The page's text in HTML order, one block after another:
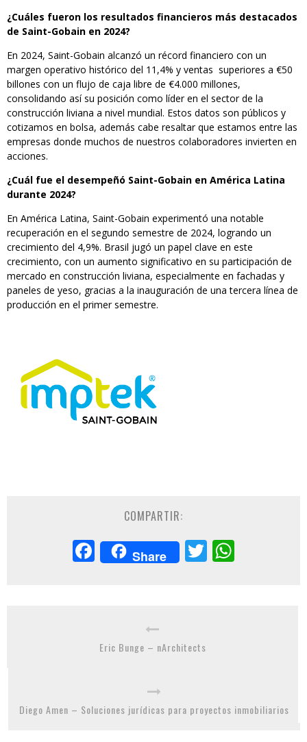
¿Cuáles fueron los resultados financieros más destacados
de Saint-Gobain en 2024?
En 2024, Saint-Gobain alcanzó un récord financiero con un
margen operativo histórico del 11,4% y ventas superiores a €50
billones con un flujo de caja libre de €4.000 millones,
consolidando así su posición como líder en el sector de la
construcción liviana a nivel mundial. Estos datos son públicos y
cotizamos en bolsa, además cabe resaltar que estamos entre las
empresas donde muchos de nuestros colaboradores invierten en
acciones.
¿Cuál fue el desempeñó Saint-Gobain en América Latina
durante 2024?
En América Latina, Saint-Gobain experimentó una notable
recuperación en el segundo semestre de 2024, logrando un
crecimiento del 4,9%. Brasil jugó un papel clave en este
crecimiento, con un aumento significativo en su participación de
mercado en construcción liviana, especialmente en fachadas y
paneles de yeso, gracias a la inauguración de una tercera línea de
producción en el primer semestre.
COMPARTIR:
Facebook
Share Twitter
Eric Bunge – nArchitects
Diego Amen – Soluciones jurídicas para proyectos inmobiliarios